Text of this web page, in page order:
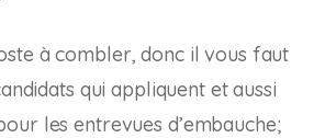
à combler, donc il vous faut
qui appliquent et aussi
les entrevues d’embauche;